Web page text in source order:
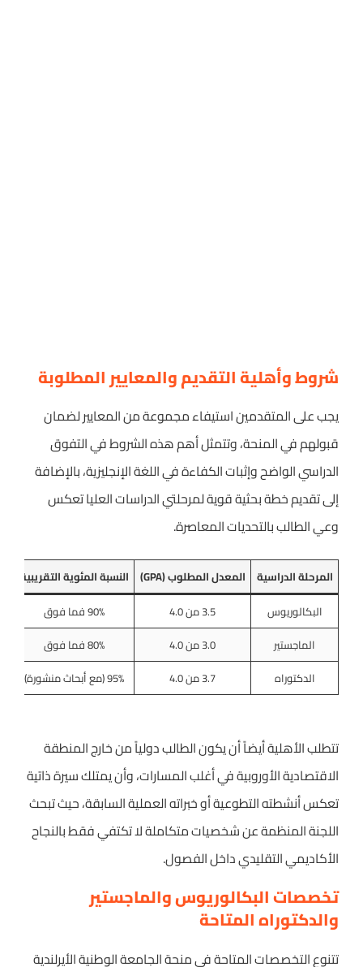
شروط وأهلية التقديم والمعايير المطلوبة
يجب على المتقدمين استيفاء مجموعة من المعايير لضمان
قبولهم في المنحة، وتتمثل أهم هذه الشروط في التفوق
الدراسي الواضح وإثبات الكفاءة في اللغة الإنجليزية، بالإضافة
إلى تقديم خطة بحثية قوية لمرحلتي الدراسات العليا تعكس
وعي الطالب بالتحديات المعاصرة.
المرحلة الدراسية المعدل المطلوب (GPA)
النسبة المئوية التقريبية
البكالوريوس
3.5 من 4.0
90% فما فوق
الماجستير
3.0 من 4.0
80% فما فوق
الدكتوراه
3.7 من 4.0 95% (مع أبحاث منشورة)
تتطلب الأهلية أيضاً أن يكون الطالب دولياً من خارج المنطقة
الاقتصادية الأوروبية في أغلب المسارات، وأن يمتلك سيرة ذاتية
تعكس أنشطته التطوعية أو خبراته العملية السابقة، حيث تبحث
اللجنة المنظمة عن شخصيات متكاملة لا تكتفي فقط بالنجاح
الأكاديمي التقليدي داخل الفصول.
تخصصات البكالوريوس والماجستير
والدكتوراه المتاحة
تتنوع التخصصات المتاحة في منحة الجامعة الوطنية الأيرلندية